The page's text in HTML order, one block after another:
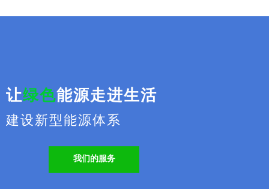
让绿色能源走进生活
建设新型能源体系
我们的服务